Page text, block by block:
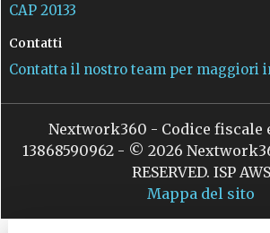
CAP 20133
Contatti
Contatta il nostro team per maggiori
Nextwork360 - Codice fiscale
13868590962 - © 2026
RESERVED. ISP AWS
Mappa del sito